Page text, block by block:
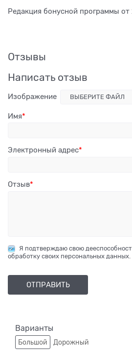
Редакция бонусной программы от
Отзывы
Написать отзыв
Изображение ВЫБЕРИТЕ ФАЙЛ
Имя
Электронный адрес
Отзыв
Я подтверждаю свою
обработку своих персональных данных.
Варианты
Большой Дорожный